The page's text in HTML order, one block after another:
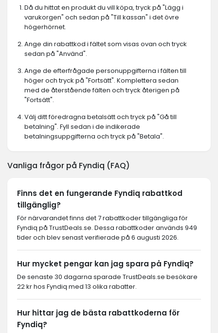
Då du hittat en produkt du vill köpa, tryck på "Lägg i
varukorgen" och sedan på "Till kassan" i det övre
högerhörnet.
Ange din rabattkod i fältet som visas ovan och tryck
sedan på "Använd".
Ange de efterfrågade personuppgifterna i fälten till
höger och tryck på "Fortsätt". Komplettera sedan
med de återstående fälten och tryck återigen på
"Fortsätt".
Välj ditt föredragna betalsätt och tryck på "Gå till
betalning". Fyll sedan i de indikerade
betalningsuppgifterna och tryck på "Betala".
Vanliga frågor på Fyndiq (FAQ)
Finns det en fungerande Fyndiq rabattkod
tillgänglig?
För närvarandet finns det 7 rabattkoder tillgängliga för
Fyndiq på TrustDeals.se. Dessa rabattkoder används 949
tider och blev senast verifierade på 6 augusti 2026.
Hur mycket pengar kan jag spara på Fyndiq?
De senaste 30 dagarna sparade TrustDeals.se besökare
22 kr hos Fyndiq med 13 olika rabatter.
Hur hittar jag de bästa rabattkoderna för
Fyndiq?